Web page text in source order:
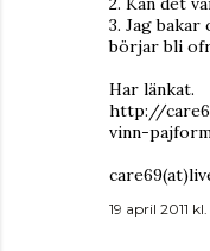
3. Jag
börjar bli
Har länkat.
http://
vinn-
19 april 2011